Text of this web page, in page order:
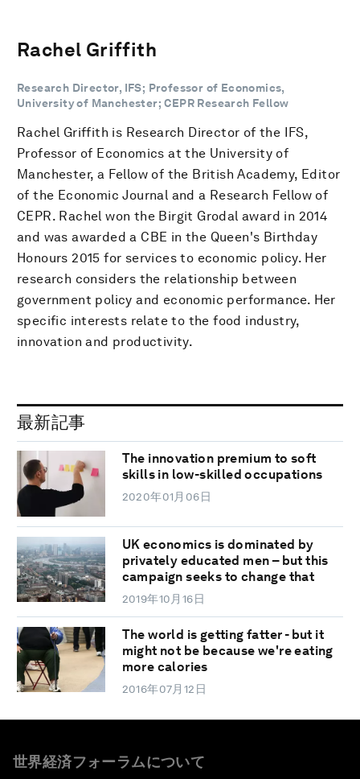
Rachel Griffith
Research Director, IFS; Professor of Economics,
University of Manchester; CEPR Research Fellow
Rachel Griffith is Research Director of the IFS,
Professor of Economics at the University of
Manchester, a Fellow of the British Academy, Editor
of the Economic Journal and a Research Fellow of
CEPR. Rachel won the Birgit Grodal award in 2014
and was awarded a CBE in the Queen's Birthday
Honours 2015 for services to economic policy. Her
research considers the relationship between
government policy and economic performance. Her
specific interests relate to the food industry,
innovation and productivity.
最新記事
The innovation premium to soft
skills in low-skilled occupations
2020年01月06日
UK economics is dominated by
privately educated men – but this
campaign seeks to change that
2019年10月16日
The world is getting fatter - but it
might not be because we're eating
more calories
2016年07月12日
世界経済フォーラムについて